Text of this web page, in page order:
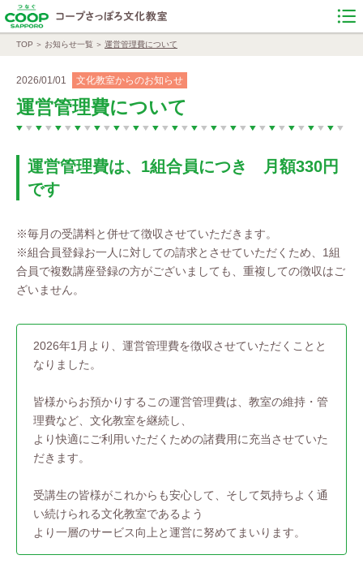
TOP お知らせ一覧 運営管理費について
2026/01/01 文化教室からのお知らせ
運営管理費について
運営管理費は、1組合員につき 月額330円
です
※毎月の受講料と併せて徴収させていただきます。
※組合員登録お一人に対しての請求とさせていただくため、1組
合員で複数講座登録の方がございましても、重複しての徴収はご
ざいません。
2026年1月より、運営管理費を徴収させていただくことと
なりました。
皆様からお預かりするこの運営管理費は、教室の維持・管
理費など、文化教室を継続し、
より快適にご利用いただくための諸費用に充当させていた
だきます。
受講生の皆様がこれからも安心して、そして気持ちよく通
い続けられる文化教室であるよう
より一層のサービス向上と運営に努めてまいります。